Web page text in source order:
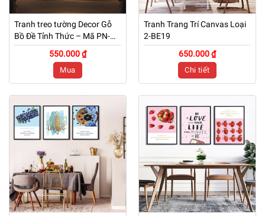
Tranh treo tường Decor Gỗ
Bồ Đề Tỉnh Thức – Mã PN-
TG01
550.000 ₫
Mua
Tranh Trang Trí Canvas Loại
2-BE19
650.000 ₫
Chi tiết